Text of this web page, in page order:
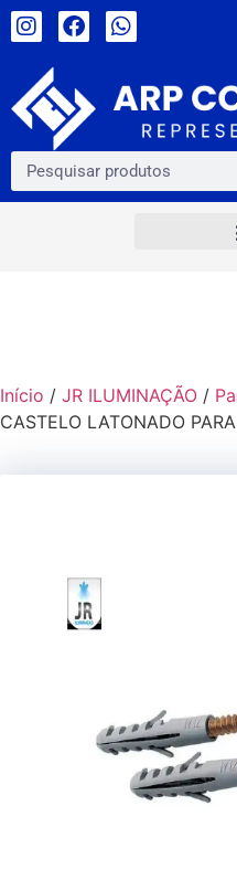
Início / JR ILUMINAÇÃO /
CASTELO LATONADO